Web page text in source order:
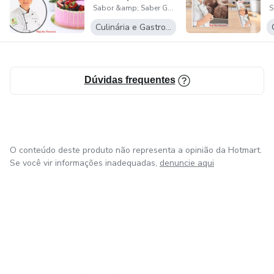
sempre atualizada e à frente dos acontecimentos da sua
época.
www.saboresabergastronomia.com.br
Férias)
Sabor &amp; Saber Gastronomia
Culinária e Gastronomia
Dúvidas frequentes
O conteúdo deste produto não representa a opinião da Hotmart.
Se você vir informações inadequadas, denuncie aqui